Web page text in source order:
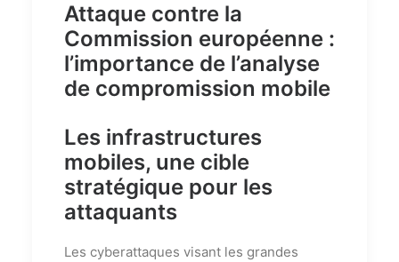
Attaque contre la
Commission européenne :
l’importance de l’analyse
de compromission mobile
Les infrastructures
mobiles, une cible
stratégique pour les
attaquants
Les cyberattaques visant les grandes